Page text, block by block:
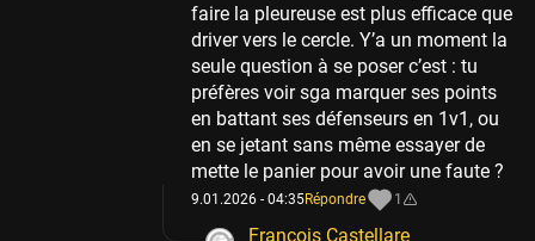
faire la pleureuse est plus efficace que
driver vers le cercle. Y’a un moment la
seule question à se poser c’est : tu
préfères voir sga marquer ses points
en battant ses défenseurs en 1v1, ou
en se jetant sans même essayer de
mette le panier pour avoir une faute ?
9.01.2026 - 04:35Répondre 1
François Castellare